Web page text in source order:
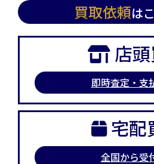
買取依頼は
店
即時査定・支
宅配
全国から受